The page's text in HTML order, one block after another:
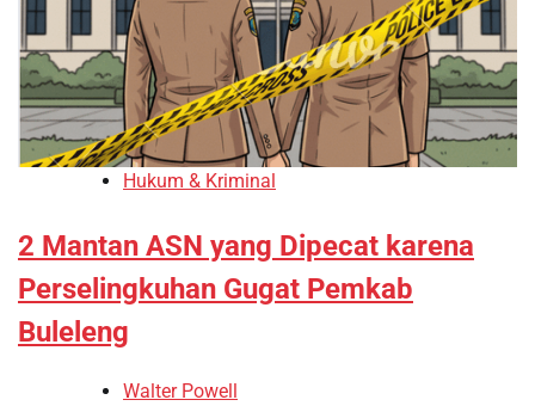
Hukum & Kriminal
2 Mantan ASN yang Dipecat karena
Perselingkuhan Gugat Pemkab
Buleleng
Walter Powell